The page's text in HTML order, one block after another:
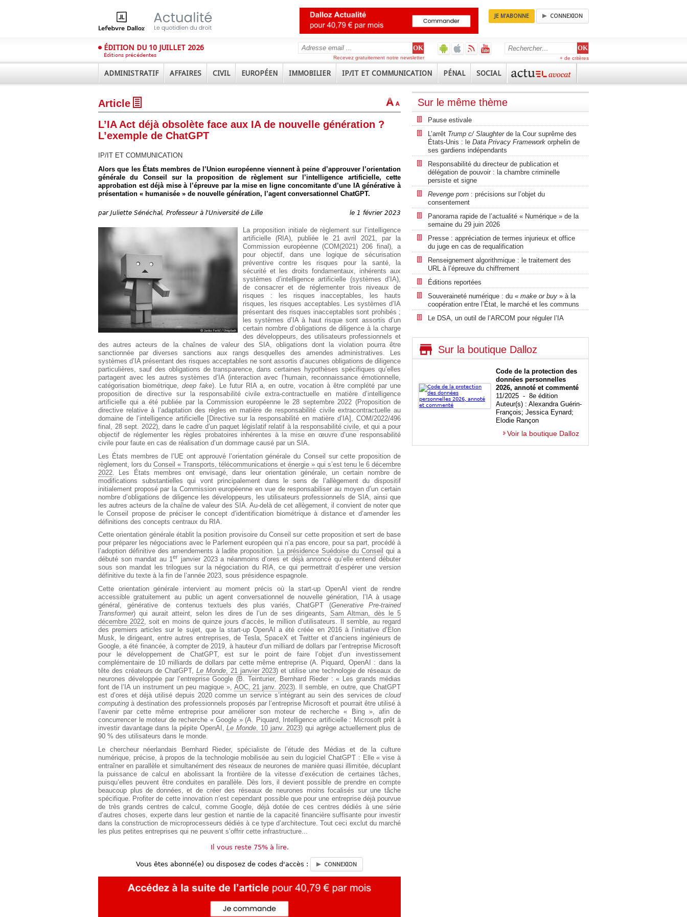
JE M'ABONNE CONNEXION
ÉDITION DU 10 JUILLET 2026
Éditions précédentes
+ de critères
Recevez gratuitement notre newsletter
ADMINISTRATIF AFFAIRES CIVIL EUROPÉEN IMMOBILIER IP/IT ET COMMUNICATION PÉNAL SOCIAL
Article
L’IA Act déjà obsolète face aux IA de nouvelle génération ?
L’exemple de ChatGPT
IP/IT ET COMMUNICATION
Alors que les États membres de l’Union européenne viennent à peine d’approuver l’orientation
générale du Conseil sur la proposition de règlement sur l’intelligence artificielle, cette
approbation est déjà mise à l’épreuve par la mise en ligne concomitante d’une IA générative à
présentation « humanisée » de nouvelle génération, l’agent conversationnel ChatGPT.
par Juliette Sénéchal, Professeur à l'Université de Lille le 1 février 2023
La proposition initiale de règlement sur l’intelligence
artificielle (RIA), publiée le 21 avril 2021, par la
Commission européenne (COM(2021) 206 final), a
pour objectif, dans une logique de sécurisation
préventive contre les risques pour la santé, la
sécurité et les droits fondamentaux, inhérents aux
systèmes d’intelligence artificielle (systèmes d’IA),
de consacrer et de réglementer trois niveaux de
risques : les risques inacceptables, les hauts
risques, les risques acceptables. Les systèmes d’IA
présentant des risques inacceptables sont prohibés ;
les systèmes d’IA à haut risque sont assortis d’un
certain nombre d’obligations de diligence à la charge
des développeurs, des utilisateurs professionnels et
des autres acteurs de la chaînes de valeur des SIA, obligations dont la violation pourra être
sanctionnée par diverses sanctions aux rangs desquelles des amendes administratives. Les
systèmes d’IA présentant des risques acceptables ne sont assortis d’aucunes obligations de diligence
particulières, sauf des obligations de transparence, dans certaines hypothèses spécifiques qu’elles
partagent avec les autres systèmes d’IA (interaction avec l’humain, reconnaissance émotionnelle,
catégorisation biométrique, deep fake). Le futur RIA a, en outre, vocation à être complété par une
proposition de directive sur la responsabilité civile extra-contractuelle en matière d’intelligence
artificielle qui a été publiée par la Commission européenne le 28 septembre 2022 (Proposition de
directive relative à l’adaptation des règles en matière de responsabilité civile extracontractuelle au
domaine de l’intelligence artificielle [Directive sur la responsabilité en matière d’IA], COM/2022/496
final, 28 sept. 2022), dans le cadre d’un paquet législatif relatif à la responsabilité civile , et qui a pour
objectif de réglementer les règles probatoires inhérentes à la mise en œuvre d’une responsabilité
civile pour faute en cas de réalisation d’un dommage causé par un SIA.
Les États membres de l’UE ont approuvé l’orientation générale du Conseil sur cette proposition de
règlement, lors du Conseil « Transports, télécommunications et énergie » qui s’est tenu le 6 décembre
2022 . Les États membres ont envisagé, dans leur orientation générale, un certain nombre de
modifications substantielles qui vont principalement dans le sens de l’allègement du dispositif
initialement proposé par la Commission européenne en vue de responsabiliser au moyen d’un certain
nombre d’obligations de diligence les développeurs, les utilisateurs professionnels de SIA, ainsi que
les autres acteurs de la chaîne de valeur des SIA. Au-delà de cet allègement, il convient de noter que
le Conseil propose de préciser le concept d’identification biométrique à distance et d’amender les
définitions des concepts centraux du RIA.
Cette orientation générale établit la position provisoire du Conseil sur cette proposition et sert de base
pour préparer les négociations avec le Parlement européen qui n’a pas encore, pour sa part, procédé à
l’adoption définitive des amendements à ladite proposition. La présidence Suédoise du Conseil qui a
débuté son mandat au 1er janvier 2023 a néanmoins d’ores et déjà annoncé qu’elle entend débuter
sous son mandat les trilogues sur la négociation du RIA, ce qui permettrait d’espérer une version
définitive du texte à la fin de l’année 2023, sous présidence espagnole.
Cette orientation générale intervient au moment précis où la start-up OpenAI vient de rendre
accessible gratuitement au public un agent conversationnel de nouvelle génération, l’IA à usage
général, générative de contenus textuels des plus variés, ChatGPT (Generative Pre-trained
Transformer) qui aurait atteint, selon les dires de l’un de ses dirigeants, Sam Altman, dès le 5
décembre 2022, soit en moins de quinze jours d’accès, le million d’utilisateurs. Il semble, au regard
des premiers articles sur le sujet, que la start-up OpenAI a été créée en 2016 à l’initiative d’Elon
Musk, le dirigeant, entre autres entreprises, de Tesla, SpaceX et Twitter et d’anciens ingénieurs de
Google, a été financée, à compter de 2019, à hauteur d’un milliard de dollars par l’entreprise Microsoft
pour le développement de ChatGPT, est sur le point de faire l’objet d’un investissement
complémentaire de 10 milliards de dollars par cette même entreprise (A. Piquard, OpenAI : dans la
tête des créateurs de ChatGPT,Le Monde, 21 janvier 2023) et utilise une technologie de réseaux de
neurones développée par l’entreprise Google (B. Teinturier, Bernhard Rieder : « Les grands médias
font de l’IA un instrument un peu magique », AOC, 21 janv. 2023). Il semble, en outre, que ChatGPT
est d’ores et déjà utilisé depuis 2020 comme un service s’intégrant au sein des services de cloud
computing à destination des professionnels proposés par l’entreprise Microsoft et pourrait être utilisé à
l’avenir par cette même entreprise pour améliorer son moteur de recherche « Bing », afin de
concurrencer le moteur de recherche « Google » (A. Piquard, Intelligence artificielle : Microsoft prêt à
investir davantage dans la pépite OpenAI,Le Monde, 10 janv. 2023) qui agrège actuellement plus de
90 % des utilisateurs dans le monde.
Le chercheur néerlandais Bernhard Rieder, spécialiste de l’étude des Médias et de la culture
numérique, précise, à propos de la technologie mobilisée au sein du logiciel ChatGPT : Elle « vise à
entraîner en parallèle et simultanément des réseaux de neurones de manière quasi illimitée, décuplant
la puissance de calcul en abolissant la frontière de la vitesse d’exécution de certaines tâches,
puisqu’elles peuvent être conduites en parallèle. Dès lors, il devient possible de prendre en compte
beaucoup plus de données, et de créer des réseaux de neurones moins focalisés sur une tâche
spécifique. Profiter de cette innovation n’est cependant possible que pour une entreprise déjà pourvue
de très grands centres de calcul, comme Google, déjà dotée de ces centres dédiés à une série
d’autres choses, experte dans leur gestion et nantie de la capacité financière suffisante pour investir
dans la construction de microprocesseurs dédiés à ce type d’architecture. Tout ceci exclut du marché
les plus petites entreprises qui ne peuvent s’offrir cette infrastructure...
Il vous reste 75% à lire.
Vous êtes abonné(e) ou disposez de codes d'accès : CONNEXION
Sur le même thème
Pause estivale
L’arrêt Trump c/ Slaughterde la Cour suprême des
États-Unis : le Data Privacy Framework orphelin de
ses gardiens indépendants
Responsabilité du directeur de publication et
délégation de pouvoir : la chambre criminelle
persiste et signe
Revenge porn : précisions sur l’objet du
consentement
Panorama rapide de l’actualité « Numérique » de la
semaine du 29 juin 2026
Presse : appréciation de termes injurieux et office
du juge en cas de requalification
Renseignement algorithmique : le traitement des
URL à l’épreuve du chiffrement
Éditions reportées
Souveraineté numérique : du « make or buy » à la
coopération entre l’État, le marché et les communs
Le DSA, un outil de l’ARCOM pour réguler l’IA
Sur la boutique Dalloz
Code de la protection des
données personnelles
2026, annoté et commenté
11/2025 - 8e édition
Auteur(s) : Alexandra Guérin-
François; Jessica Eynard;
Elodie Rançon
Voir la boutique Dalloz